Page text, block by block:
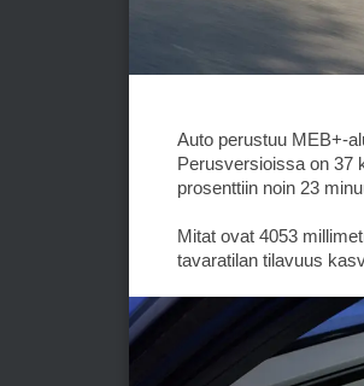
Auto perustuu MEB+-
Perusversioissa on 37
prosenttiin noin 23
Mitat ovat 4053
tavaratilan tilavuus